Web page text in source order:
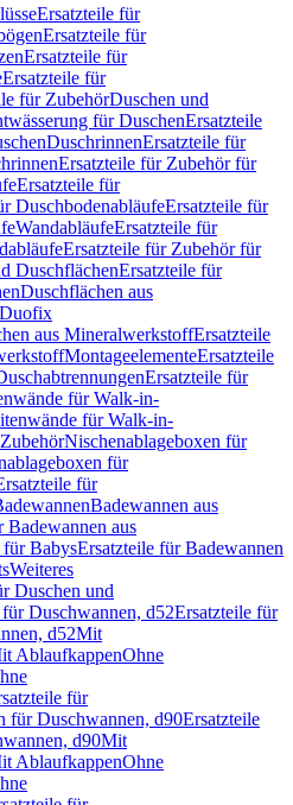
Ersatzteile für
Ersatzteile für
Ersatzteile für
Ersatzteile für
für ZubehörDuschen und
für DuschenErsatzteile
DuschrinnenErsatzteile für
Ersatzteile für Zubehör für
Ersatzteile für
DuschbodenabläufeErsatzteile für
WandabläufeErsatzteile für
Ersatzteile für Zubehör für
DuschflächenErsatzteile für
Duschflächen aus
aus MineralwerkstoffErsatzteile
MontageelementeErsatzteile
Ersatzteile für
für Walk-in-
für Walk-in-
Nischenablageboxen für
für
für
Badewannen aus
Badewannen aus
für BabysErsatzteile für Badewannen
Weiteres
Duschen und
Duschwannen, d52Ersatzteile für
d52Mit
AblaufkappenOhne
für
für Duschwannen, d90Ersatzteile
d90Mit
AblaufkappenOhne